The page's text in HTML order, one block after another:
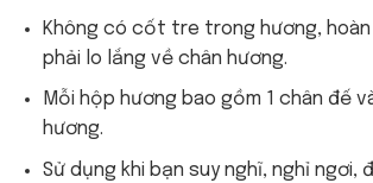
Không có cốt tre trong hương,
phải lo lắng về chân hương.
Mỗi hộp hương bao gồm 1 chân đế
hương.
Sử dụng khi bạn suy nghĩ, nghỉ ngơi,